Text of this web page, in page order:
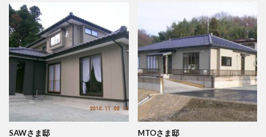
SAWさま邸 MTOさま邸